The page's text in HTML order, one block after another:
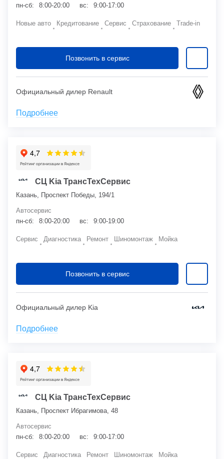
пн-сб:
8:00-20:00 вс: 9:00-17:00
Новые авто Кредитование Сервис Страхование Trade-in
Позвонить в сервис
Официальный дилер Renault
Подробнее
СЦ Kia ТрансТехСервис
Казань, Проспект Победы, 194/1
Автосервис
пн-сб:
8:00-20:00 вс: 9:00-19:00
Сервис Диагностика Ремонт Шиномонтаж Мойка
Позвонить в сервис
Официальный дилер Kia
Подробнее
СЦ Kia ТрансТехСервис
Казань, Проспект Ибрагимова, 48
Автосервис
пн-сб:
8:00-20:00 вс: 9:00-17:00
Сервис Диагностика Ремонт Шиномонтаж Мойка